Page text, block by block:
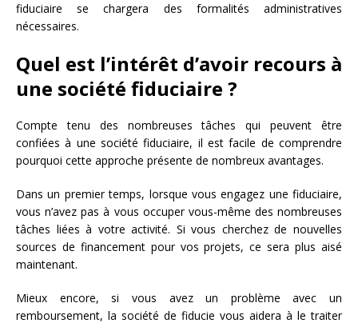
fiduciaire se chargera des formalités administratives
nécessaires.
Quel est l’intérêt d’avoir recours à
une société fiduciaire ?
Compte tenu des nombreuses tâches qui peuvent être
confiées à une société fiduciaire, il est facile de comprendre
pourquoi cette approche présente de nombreux avantages.
Dans un premier temps, lorsque vous engagez une fiduciaire,
vous n’avez pas à vous occuper vous-même des nombreuses
tâches liées à votre activité. Si vous cherchez de nouvelles
sources de financement pour vos projets, ce sera plus aisé
maintenant.
Mieux encore, si vous avez un problème avec un
remboursement, la société de fiducie vous aidera à le traiter